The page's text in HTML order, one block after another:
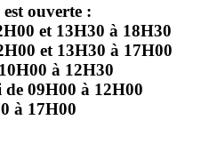
ouverte :
et 13H30 à 18H30
et 13H30 à 17H00
à 12H30
09H00 à 12H00
à 17H00